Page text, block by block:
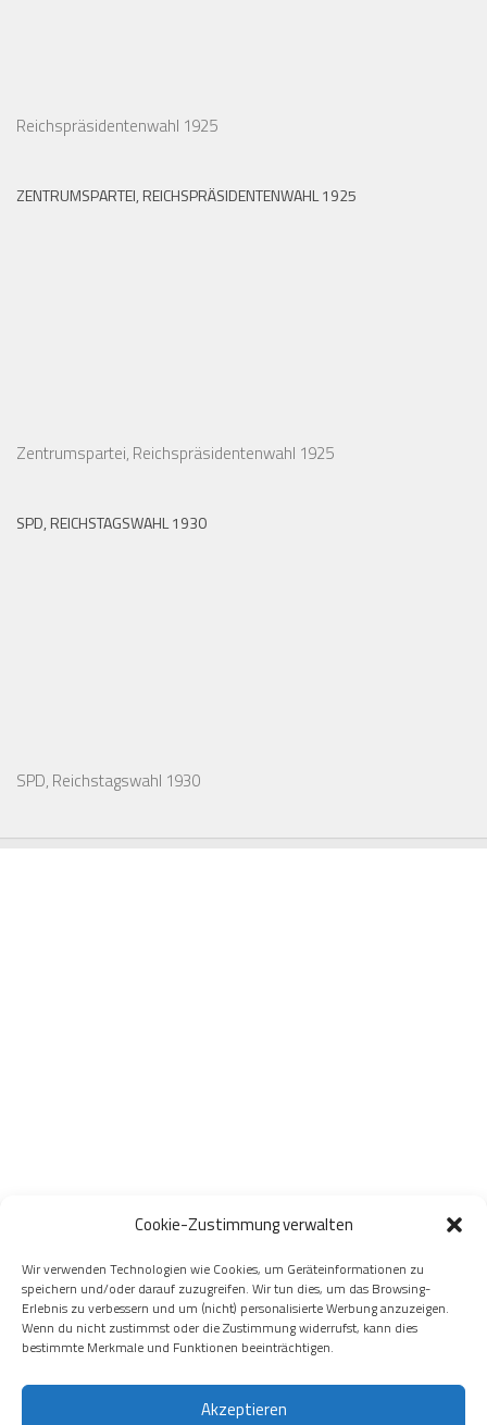
Cookie-Zustimmung verwalten
Wir verwenden Technologien wie Cookies, um Geräteinformationen zu
speichern und/oder darauf zuzugreifen. Wir tun dies, um das Browsing-
Erlebnis zu verbessern und um (nicht) personalisierte Werbung anzuzeigen.
Wenn du nicht zustimmst oder die Zustimmung widerrufst, kann dies
bestimmte Merkmale und Funktionen beeinträchtigen.
Akzeptieren
Reichspräsidentenwahl 1925
ZENTRUMSPARTEI, REICHSPRÄSIDENTENWAHL 1925
Zentrumspartei, Reichspräsidentenwahl 1925
SPD, REICHSTAGSWAHL 1930
SPD, Reichstagswahl 1930